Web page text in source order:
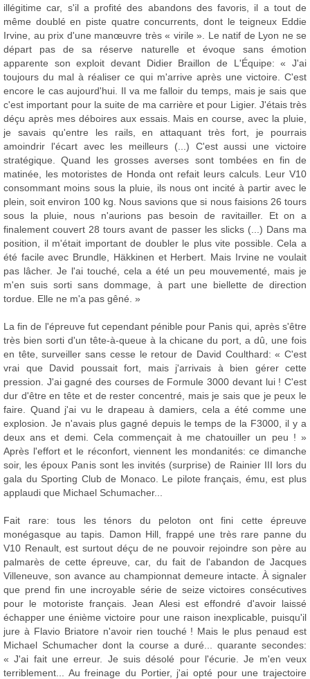
illégitime car, s'il a profité des abandons des favoris, il a tout de
même doublé en piste quatre concurrents, dont le teigneux Eddie
Irvine, au prix d'une manœuvre très « virile ». Le natif de Lyon ne se
départ pas de sa réserve naturelle et évoque sans émotion
apparente son exploit devant Didier Braillon de L'Équipe: « J'ai
toujours du mal à réaliser ce qui m'arrive après une victoire. C'est
encore le cas aujourd'hui. Il va me falloir du temps, mais je sais que
c'est important pour la suite de ma carrière et pour Ligier. J'étais très
déçu après mes déboires aux essais. Mais en course, avec la pluie,
je savais qu'entre les rails, en attaquant très fort, je pourrais
amoindrir l'écart avec les meilleurs (...) C'est aussi une victoire
stratégique. Quand les grosses averses sont tombées en fin de
matinée, les motoristes de Honda ont refait leurs calculs. Leur V10
consommant moins sous la pluie, ils nous ont incité à partir avec le
plein, soit environ 100 kg. Nous savions que si nous faisions 26 tours
sous la pluie, nous n'aurions pas besoin de ravitailler. Et on a
finalement couvert 28 tours avant de passer les slicks (...) Dans ma
position, il m'était important de doubler le plus vite possible. Cela a
été facile avec Brundle, Häkkinen et Herbert. Mais Irvine ne voulait
pas lâcher. Je l'ai touché, cela a été un peu mouvementé, mais je
m'en suis sorti sans dommage, à part une biellette de direction
tordue. Elle ne m'a pas gêné. »
La fin de l'épreuve fut cependant pénible pour Panis qui, après s'être
très bien sorti d'un tête-à-queue à la chicane du port, a dû, une fois
en tête, surveiller sans cesse le retour de David Coulthard: « C'est
vrai que David poussait fort, mais j'arrivais à bien gérer cette
pression. J'ai gagné des courses de Formule 3000 devant lui ! C'est
dur d'être en tête et de rester concentré, mais je sais que je peux le
faire. Quand j'ai vu le drapeau à damiers, cela a été comme une
explosion. Je n'avais plus gagné depuis le temps de la F3000, il y a
deux ans et demi. Cela commençait à me chatouiller un peu ! »
Après l'effort et le réconfort, viennent les mondanités: ce dimanche
soir, les époux Panis sont les invités (surprise) de Rainier III lors du
gala du Sporting Club de Monaco. Le pilote français, ému, est plus
applaudi que Michael Schumacher...
Fait rare: tous les ténors du peloton ont fini cette épreuve
monégasque au tapis. Damon Hill, frappé une très rare panne du
V10 Renault, est surtout déçu de ne pouvoir rejoindre son père au
palmarès de cette épreuve, car, du fait de l'abandon de Jacques
Villeneuve, son avance au championnat demeure intacte. À signaler
que prend fin une incroyable série de seize victoires consécutives
pour le motoriste français. Jean Alesi est effondré d'avoir laissé
échapper une énième victoire pour une raison inexplicable, puisqu'il
jure à Flavio Briatore n'avoir rien touché ! Mais le plus penaud est
Michael Schumacher dont la course a duré... quarante secondes:
« J'ai fait une erreur. Je suis désolé pour l'écurie. Je m'en veux
terriblement... Au freinage du Portier, j'ai opté pour une trajectoire